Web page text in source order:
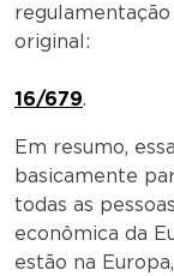
original:
16/679.
Em resumo,
basicamente
todas as
econômica da
estão na